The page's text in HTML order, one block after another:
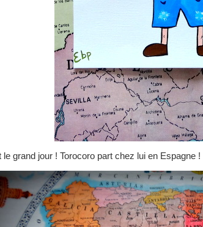
le grand jour ! Torocoro part chez lui en Espagne !